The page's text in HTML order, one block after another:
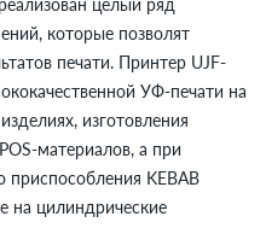
целый ряд
которые позволят
печати. Принтер UJF-
УФ-печати на
изготовления
материалов, а при
приспособления KEBAB
на цилиндрические